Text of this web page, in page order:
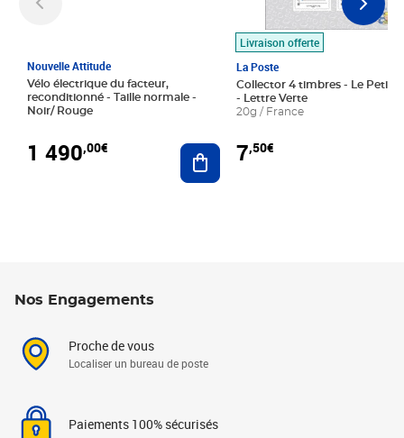
Nouvelle Attitude
Vélo électrique du facteur,
reconditionné - Taille normale -
Noir/ Rouge
1 490,00€ Ajouter au panier
Livraison offerte
La Poste
Collector 4 timbres - Le Petit
- Lettre Verte
20g / France
7,50€
Nos Engagements
Proche de vous
Localiser un bureau de poste
Paiements 100% sécurisés